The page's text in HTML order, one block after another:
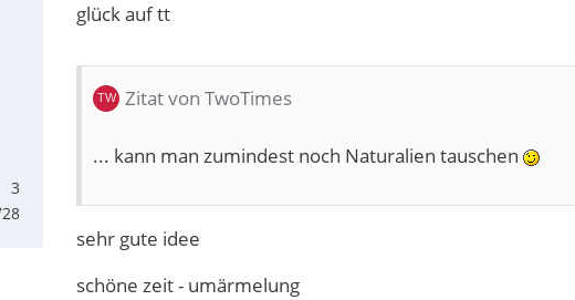
3
glück auf tt
Zitat von TwoTimes
... kann man zumindest noch Naturalien tauschen
sehr gute idee
schöne zeit - umärmelung